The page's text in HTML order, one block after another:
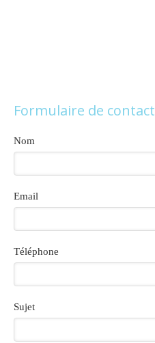
Formulaire de contact
Nom
Email
Téléphone
Sujet